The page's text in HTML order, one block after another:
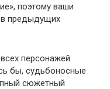
поэтому ваши
предыдущих
персонажей
бы, судьбоносные
сюжетный